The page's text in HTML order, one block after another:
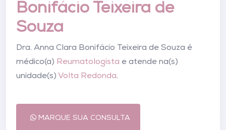
Bonifácio Teixeira de
Souza
Dra. Anna Clara Bonifácio Teixeira de Souza é
médico(a) Reumatologista e atende na(s)
unidade(s) Volta Redonda.
MARQUE SUA CONSULTA